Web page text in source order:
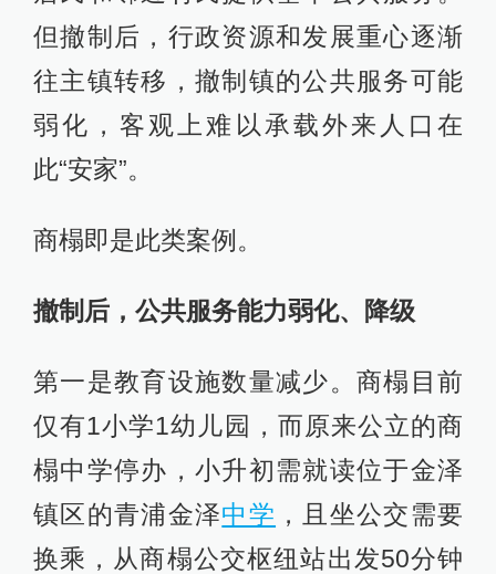
但撤制后，行政资源和发展重心逐渐
往主镇转移，撤制镇的公共服务可能
弱化，客观上难以承载外来人口在
此“安家”。
商榻即是此类案例。
撤制后，公共服务能力弱化、降级
第一是教育设施数量减少。商榻目前
仅有1小学1幼儿园，而原来公立的商
榻中学停办，小升初需就读位于金泽
镇区的青浦金泽中学 ，且坐公交需要
换乘，从商榻公交枢纽站出发50分钟